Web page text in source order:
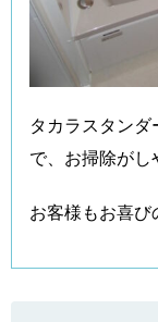
タカラスタンダ
で、お掃除が
お客様もお喜び